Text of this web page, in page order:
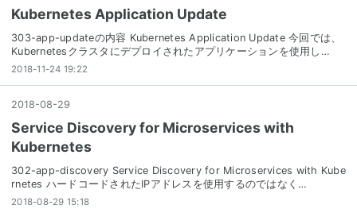
Kubernetes Application Update
303-app-updateの内容 Kubernetes Application Update 今回では、
Kubernetesクラスタにデプロイされたアプリケーションを使用し…
2018-11-24 19:22
2018-08-29
Service Discovery for Microservices with
Kubernetes
302-app-discovery Service Discovery for Microservices with Kube
rnetes ハードコードされたIPアドレスを使用するのではなく…
2018-08-29 15:18